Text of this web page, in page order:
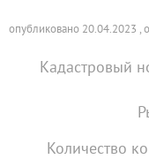
опубликовано 20.04.2023 ,
Кадастровый
Количество